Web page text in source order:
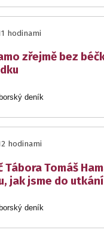
hodinami
zřejmě bez
deník
hodinami
Tábora Tomáš
jak jsme do
deník